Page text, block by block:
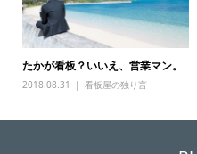
たかが看板？いいえ、営業マン。
2018.08.31 看板屋の独り言